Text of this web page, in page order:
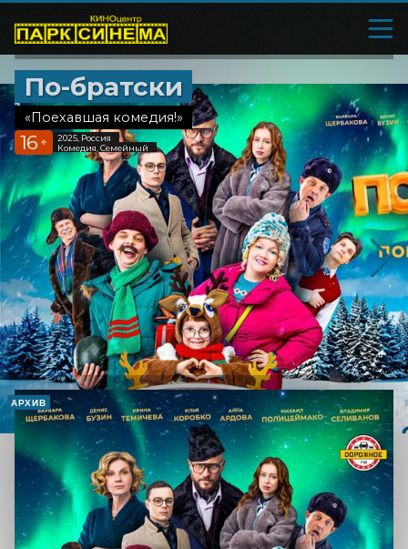
По-братски
«Поехавшая комедия!»
16 +
2025, Россия
Комедия, Семейный
АРХИВ